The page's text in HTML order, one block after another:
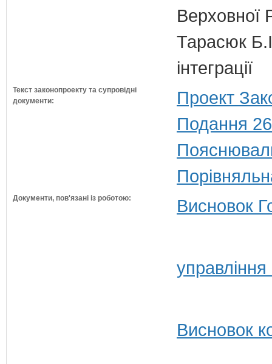
Верховної
Тарасюк
інтеграції
Текст законопроекту та супровідні
документи:
Проект
Подання
Документи, пов'язані із роботою: Висновок
Висновок